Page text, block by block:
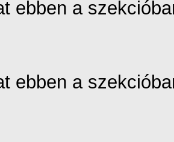
ebben a
ebben a